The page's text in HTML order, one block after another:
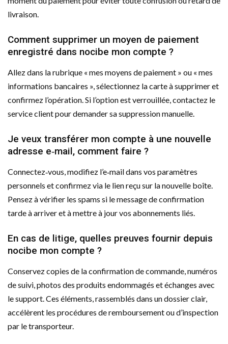
livraison.
Comment supprimer un moyen de paiement
enregistré dans nocibe mon compte ?
Allez dans la rubrique « mes moyens de paiement » ou « mes
informations bancaires », sélectionnez la carte à supprimer et
confirmez l’opération. Si l’option est verrouillée, contactez le
service client pour demander sa suppression manuelle.
Je veux transférer mon compte à une nouvelle
adresse e‑mail, comment faire ?
Connectez‑vous, modifiez l’e‑mail dans vos paramètres
personnels et confirmez via le lien reçu sur la nouvelle boîte.
Pensez à vérifier les spams si le message de confirmation
tarde à arriver et à mettre à jour vos abonnements liés.
En cas de litige, quelles preuves fournir depuis
nocibe mon compte ?
Conservez copies de la confirmation de commande, numéros
de suivi, photos des produits endommagés et échanges avec
le support. Ces éléments, rassemblés dans un dossier clair,
accélèrent les procédures de remboursement ou d’inspection
par le transporteur.